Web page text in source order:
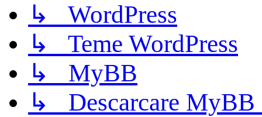
↳ WordPress
↳ Teme WordPress
↳ MyBB
↳ Descarcare MyBB